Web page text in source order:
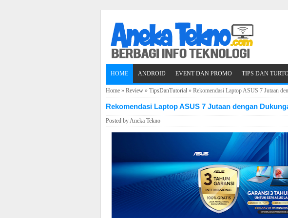
HOME ANDROID EVENT DAN PROMO TIPS DAN
Home » Review » TipsDanTutorial » Rekomendasi Laptop ASUS 7 Jutaan
Rekomendasi Laptop ASUS 7 Jutaan dengan
Posted byAneka Tekno